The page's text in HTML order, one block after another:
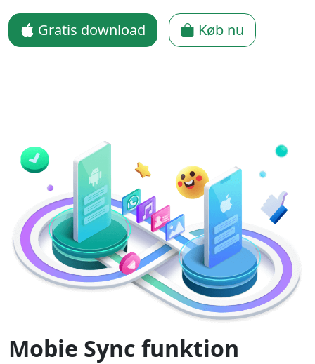
Gratis download Køb nu
Mobie Sync funktion